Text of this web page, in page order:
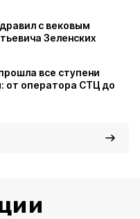
с вековым
Зеленских
все ступени
от оператора СТЦ до